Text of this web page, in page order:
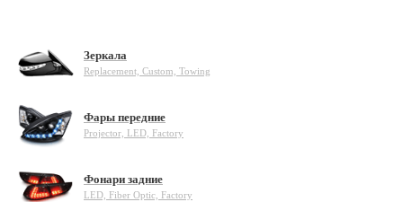
Зеркала
Replacement, Custom, Towing
Фары передние
Projector, LED, Factory
Фонари задние
LED, Fiber Optic, Factory